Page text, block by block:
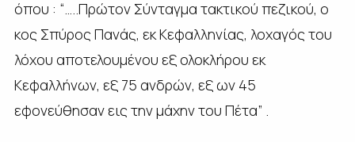
όπου : “…..Πρώτον Σύνταγμα τακτικού πεζικού, ο
κος Σπύρος Πανάς, εκ Κεφαλληνίας, λοχαγός του
λόχου αποτελουμένου εξ ολοκλήρου εκ
Κεφαλλήνων, εξ 75 ανδρών, εξ ωv 45
εφονεύθησαν εις την μάχην του Πέτα” .